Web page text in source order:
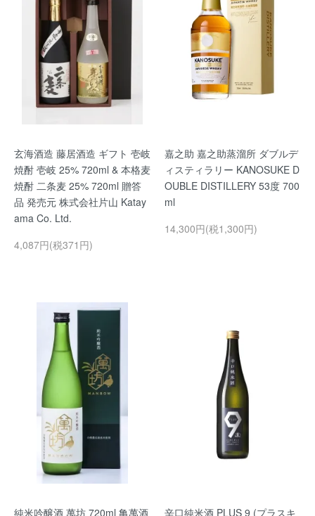
玄海酒造 藤居酒造 ギフト 壱岐
焼酎 壱岐 25% 720ml & 本格麦
焼酎 二条麦 25% 720ml 贈答
品 発売元 株式会社片山 Katay
ama Co. Ltd.
4,087円(税371円)
嘉之助 嘉之助蒸溜所 ダブルデ
ィスティラリー KANOSUKE D
OUBLE DISTILLERY 53度 700
ml
14,300円(税1,300円)
純米吟醸酒 萬坊 720ml 亀萬酒 辛口純米酒 PLUS 9 (プラスキ